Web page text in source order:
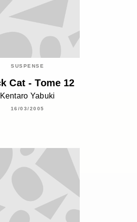
SUSPENSE
Cat - Tome 12
Kentaro Yabuki
16/03/2005